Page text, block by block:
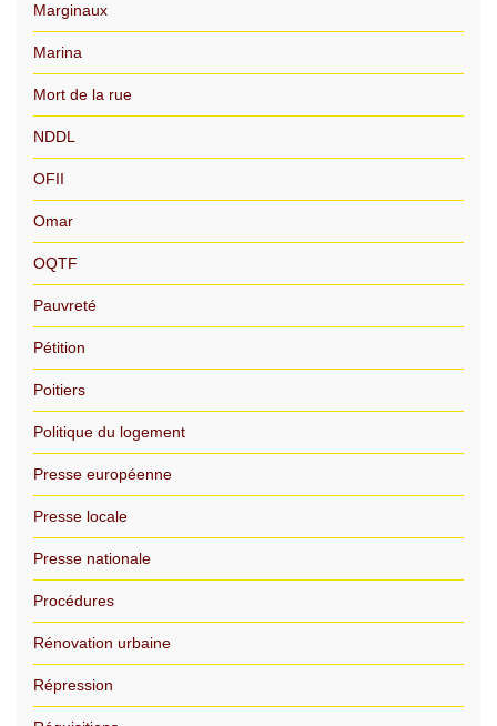
Marginaux
Marina
Mort de la rue
NDDL
OFII
Omar
OQTF
Pauvreté
Pétition
Poitiers
Politique du logement
Presse européenne
Presse locale
Presse nationale
Procédures
Rénovation urbaine
Répression